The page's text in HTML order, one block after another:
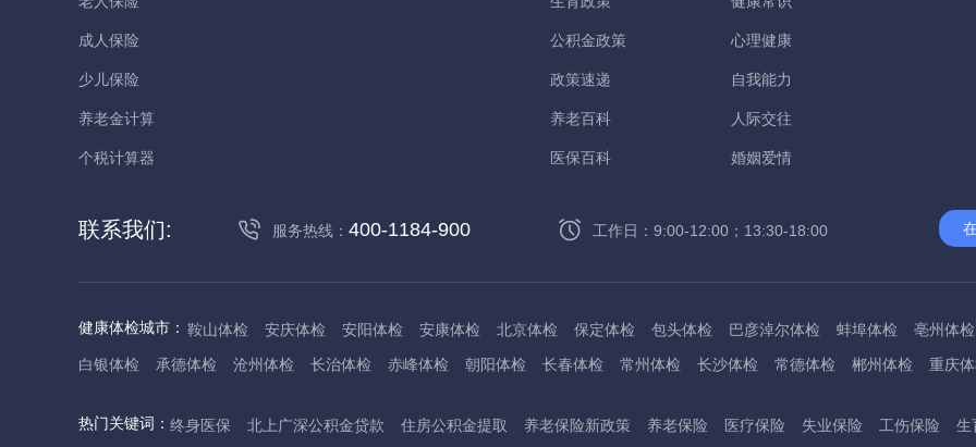
成人保险
少儿保险
养老金计算
个税计算器
公积金政策
政策速递
养老百科
医保百科
心理健康
自我能力
人际交往
婚姻爱情
联系我们: 服务热线： 400-1184-900 工作日：9:00-12:00；13:30-18:00
健康体检城市： 鞍山体检 安庆体检 安阳体检 安康体检 北京体检 保定体检 包头体检 巴彦淖尔体检 蚌埠体检 亳州体检
白银体检
承德体检 沧州体检 长治体检 赤峰体检 朝阳体检 长春体检 常州体检 长沙体检 常德体检 郴州体检 重庆
抚州体检
佛山体检 防城港体检 赣州体检 广州体检 桂林体检 贵港体检 广元体检 贵阳体检 红河体检 邯郸体检 衡
热门关键词： 终身医保 北上广深公积金贷款 住房公积金提取 养老保险新政策 养老保险 医疗保险 失业保险 工伤保险 生